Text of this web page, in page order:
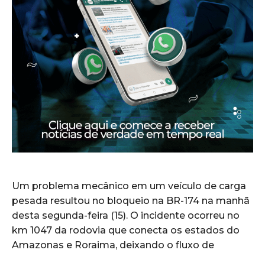
Um problema mecânico em um veículo de carga
pesada resultou no bloqueio na BR-174 na manhã
desta segunda-feira (15). O incidente ocorreu no
km 1047 da rodovia que conecta os estados do
Amazonas e Roraima, deixando o fluxo de